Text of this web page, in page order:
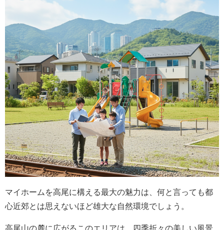
マイホームを高尾に構える最大の魅力は、何と言っても都
心近郊とは思えないほど雄大な自然環境でしょう。
高尾山の麓に広がるこのエリアは、四季折々の美しい風景